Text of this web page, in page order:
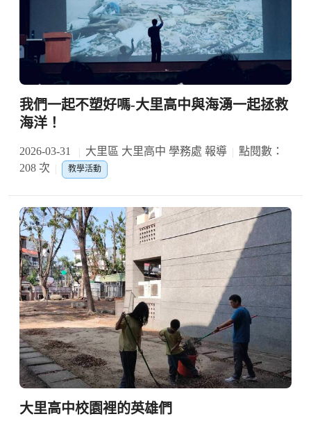
我們一起不塑好嗎-大里高中與海湧一起拯救
海洋！
2026-03-31 大里區 大里高中 學務處 報導
點閱數：
208 次
教學活動
大里高中校園裡的英雄們